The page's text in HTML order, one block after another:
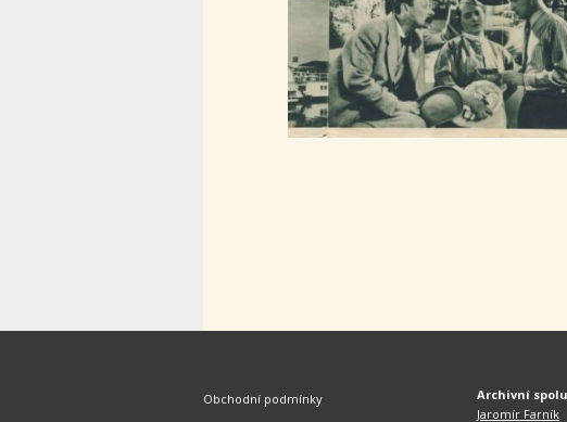
Obchodní podmínky
Archivní
Jaromír Farník